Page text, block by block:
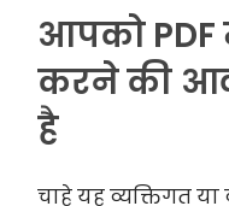
आपको PDF
करने की
है
चाहे यह व्यक्तिगत